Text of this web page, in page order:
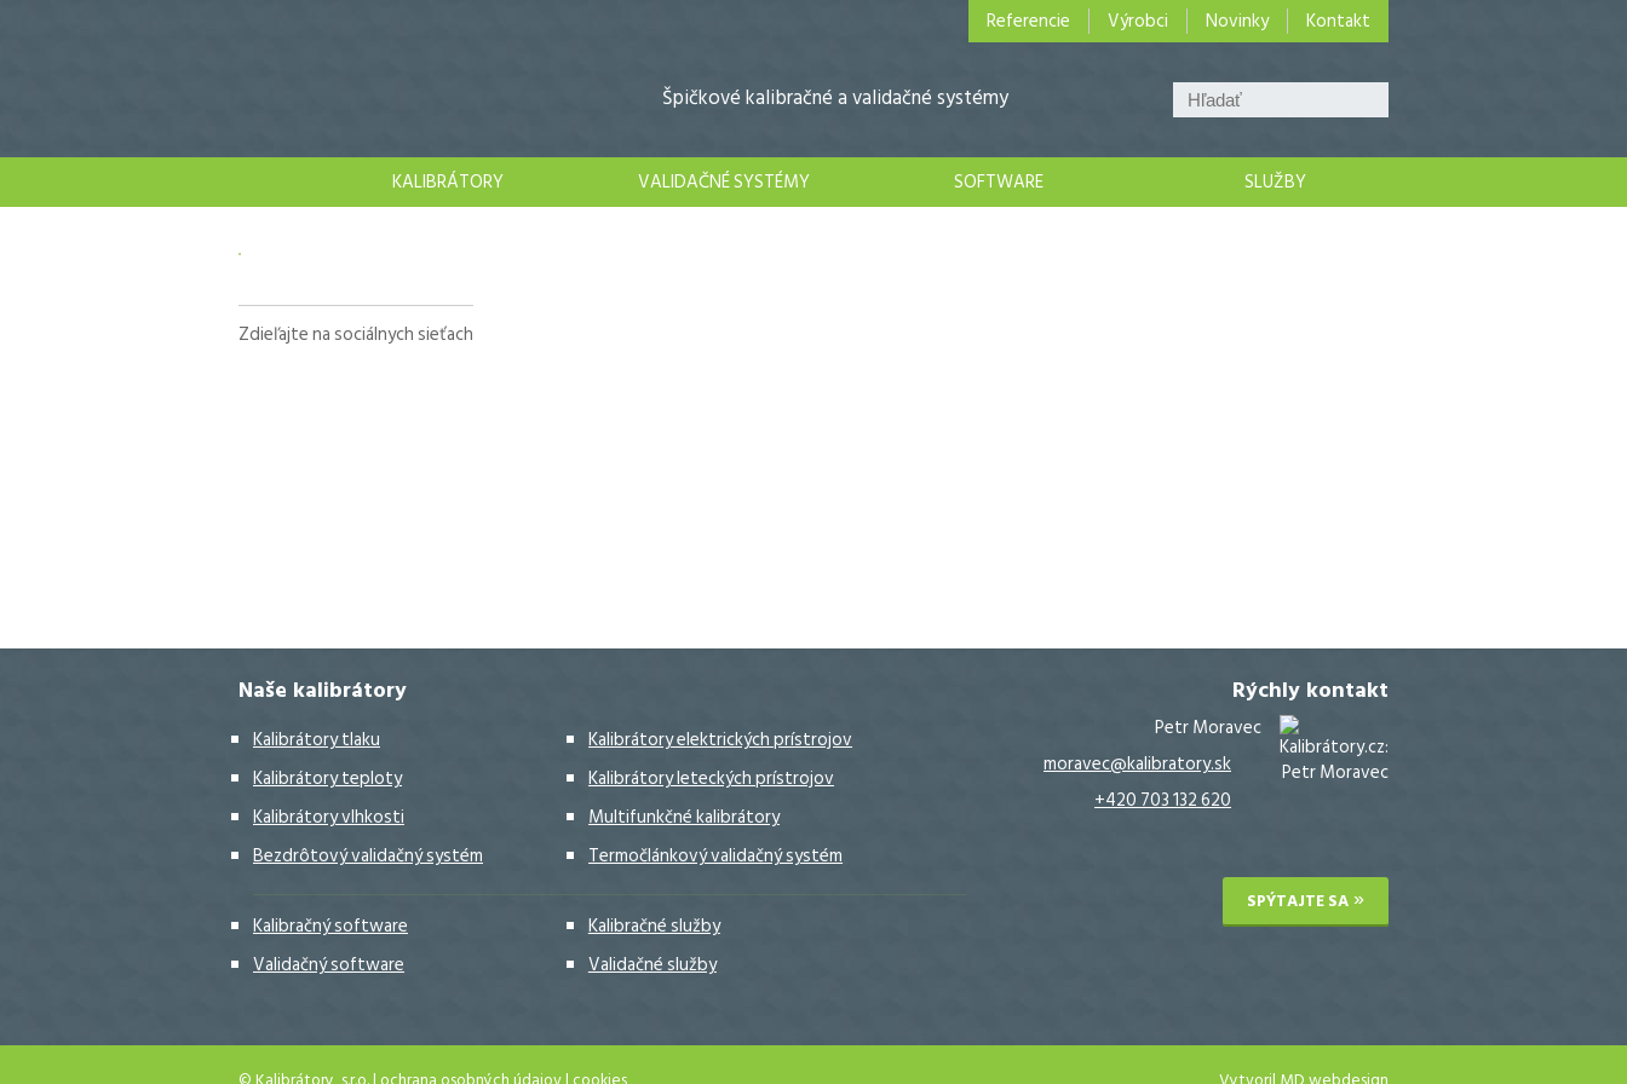
Referencie Výrobci Novinky Kontakt
Špičkové kalibračné a validačné systémy
KALIBRÁTORY VALIDAČNÉ SYSTÉMY SOFTWARE SLUŽBY
Zdieľajte na sociálnych sieťach
Naše kalibrátory
Kalibrátory tlaku
Kalibrátory teploty
Kalibrátory vlhkosti
Bezdrôtový validačný systém
Kalibrátory elektrických prístrojov
Kalibrátory leteckých prístrojov
Multifunkčné kalibrátory
Termočlánkový validačný systém
Kalibračný software
Kalibračné služby
Validačný software
Validačné služby
Rýchly kontakt
Petr Moravec
moravec@kalibratory.sk
+420 703 132 620
SPÝTAJTE SA